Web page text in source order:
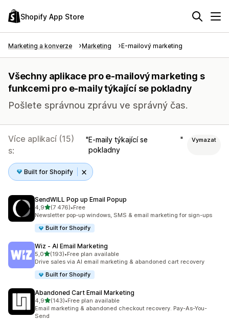
Shopify App Store
Marketing a konverze Marketing E-mailový marketing
Všechny aplikace pro e-mailový marketing s
funkcemi pro e-maily týkající se pokladny
Pošlete správnou zprávu ve správný čas.
Více aplikací (15)
s:
E-maily týkající se
pokladny
Vymazat
Built for Shopify
SendWILL Pop up Email Popup
4,9z 5 hvězd
(7 476)
Celkový počet recenzí: 7476
•Free
Newsletter pop-up windows, SMS & email marketing for sign-ups
Built for Shopify
Wiz ‑ AI Email Marketing
5,0z 5 hvězd
(193)
Celkový počet recenzí: 193
•Free plan available
Drive sales via AI email marketing & abandoned cart recovery
Built for Shopify
Abandoned Cart Email Marketing
4,9z 5 hvězd
(143)
Celkový počet recenzí: 143
•Free plan available
Email marketing & abandoned checkout recovery. Pay-As-You-
Send